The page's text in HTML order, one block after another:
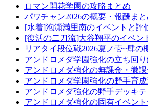
ロマン開花学園の攻略まとめ
パワチャン2026の概要・報酬ま
[水着]泡瀬満里南のイベントと評
[復活の二刀流]大谷翔平のイベン
リアタイ段位戦2026夏ノ壱~肆の
アンドロメダ学園強化の立ち回り
アンドロメダ強化の無課金・微
アンドロメダ学園強化の野手育
アンドロメダ強化の野手デッキ
アンドロメダ強化の固有イベン